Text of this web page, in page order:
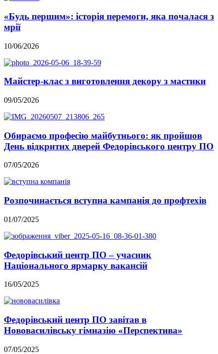
«Будь першим»: історія перемоги, яка почалася з
мрії
10/06/2026
Майстер-клас з виготовлення декору з мастики
09/05/2026
Обираємо професію майбутнього: як пройшов
День відкритих дверей Федорівського центру ПО
07/05/2026
Розпочинається вступна кампанія до профтехів
01/07/2025
Федорівський центр ПО – учасник
Національного ярмарку вакансій
16/05/2025
Федорівський центр ПО завітав в
Нововасилівську гімназію «Перспектива»
07/05/2025